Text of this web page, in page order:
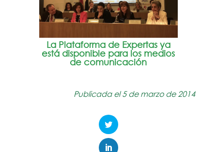
La Plataforma de Expertas ya
está disponible para los medios
de comunicación
Publicada el 5 de marzo de 2014